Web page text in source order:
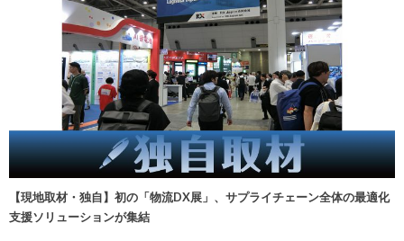
【現地取材・独自】初の「物流DX展」、サプライチェーン全体の最適化
支援ソリューションが集結